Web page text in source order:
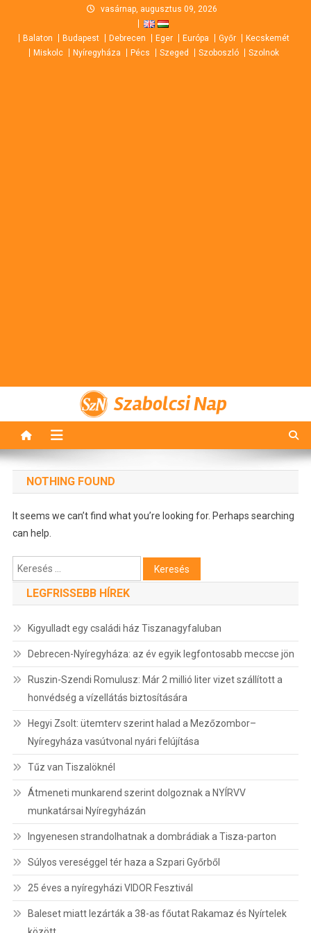
content
vasárnap, augusztus 09, 2026
Balaton Budapest Debrecen Eger Európa Győr
Kecskemét
Miskolc
Nyíregyháza Pécs Szeged Szoboszló Szolnok
Szabolcsi Nap
NOTHING FOUND
It seems we can’t find what you’re looking for. Perhaps searching
can help.
Keresés:
LEGFRISSEBB HÍREK
Kigyulladt egy családi ház Tiszanagyfaluban
Debrecen-Nyíregyháza: az év egyik legfontosabb meccse jön
Ruszin-Szendi Romulusz: Már 2 millió liter vizet szállított a
honvédség a vízellátás biztosítására
Hegyi Zsolt: ütemterv szerint halad a Mezőzombor–
Nyíregyháza vasútvonal nyári felújítása
Tűz van Tiszalöknél
Átmeneti munkarend szerint dolgoznak a NYÍRVV
munkatársai Nyíregyházán
Ingyenesen strandolhatnak a dombrádiak a Tisza-parton
Súlyos vereséggel tér haza a Szpari Győrből
25 éves a nyíregyházi VIDOR Fesztivál
Baleset miatt lezárták a 38-as főutat Rakamaz és Nyírtelek